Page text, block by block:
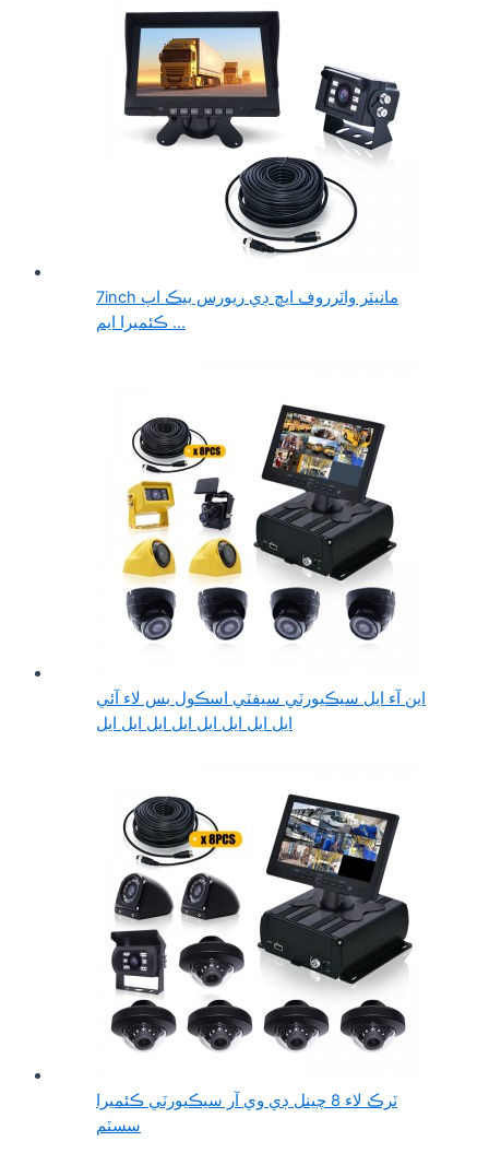
7inch مانيٽر واٽرروف ايڇ ڊي ريورس بيڪ اپ
ڪئميرا ايم ...
اين آء ايل سيڪيورٽي سيفٽي اسڪول بس لاء آئي
ايل ايل ايل ايل ايل ايل ايل ايل
ٽرڪ لاء 8 چينل ڊي وي آر سيڪيورٽي ڪئميرا
سسٽم